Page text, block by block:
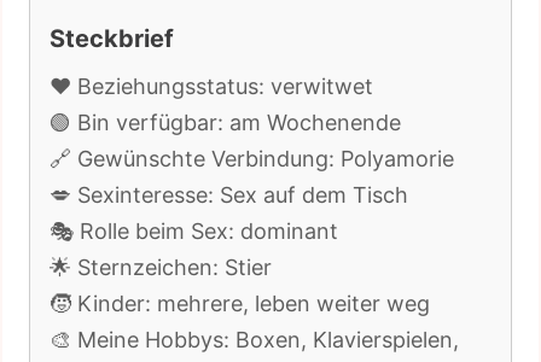
Steckbrief
❤️ Beziehungsstatus: verwitwet
🟢 Bin verfügbar: am Wochenende
🔗 Gewünschte Verbindung: Polyamorie
💋 Sexinteresse: Sex auf dem Tisch
🎭 Rolle beim Sex: dominant
🌟 Sternzeichen: Stier
🧒 Kinder: mehrere, leben weiter weg
🎨 Meine Hobbys: Boxen, Klavierspielen,